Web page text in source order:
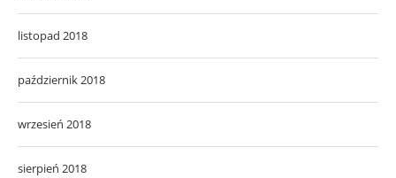
listopad 2018
październik 2018
wrzesień 2018
sierpień 2018